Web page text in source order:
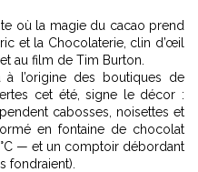
où la magie du cacao prend
et la Chocolaterie, clin d’œil
au film de Tim Burton.
à l’origine des boutiques de
cet été, signe le décor :
cabosses, noisettes et
en fontaine de chocolat
— et un comptoir débordant
fondraient).